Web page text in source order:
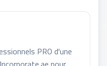
PRO d'une